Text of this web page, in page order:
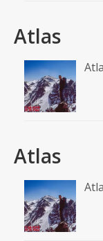
Atlas
Atlas